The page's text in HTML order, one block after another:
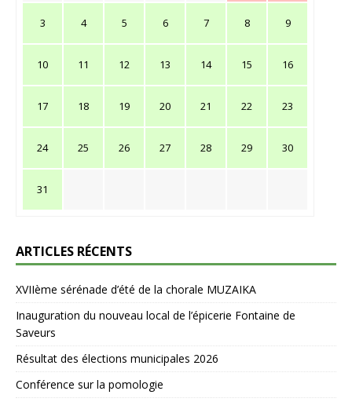
3 4 5 6 7 8 9
10 11 12 13 14 15 16
17 18 19 20 21 22 23
24 25 26 27 28 29 30
31
ARTICLES RÉCENTS
XVIIème sérénade d’été de la chorale MUZAIKA
Inauguration du nouveau local de l’épicerie Fontaine de
Saveurs
Résultat des élections municipales 2026
Conférence sur la pomologie